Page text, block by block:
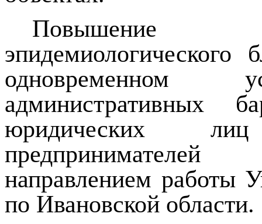
Повышение
эпидемиологического
одновременном
административных
юридических
предпринимателей
направлением работы
по Ивановской области.